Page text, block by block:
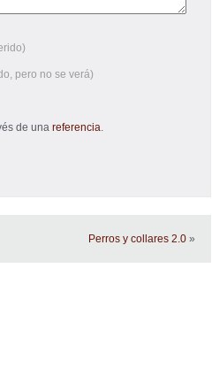
pero no se verá)
de una referencia.
Perros y collares 2.0 »